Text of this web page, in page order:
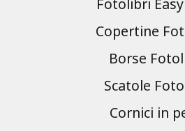
Fotolibri
Copertine
Borse
Scatole
Cornici in